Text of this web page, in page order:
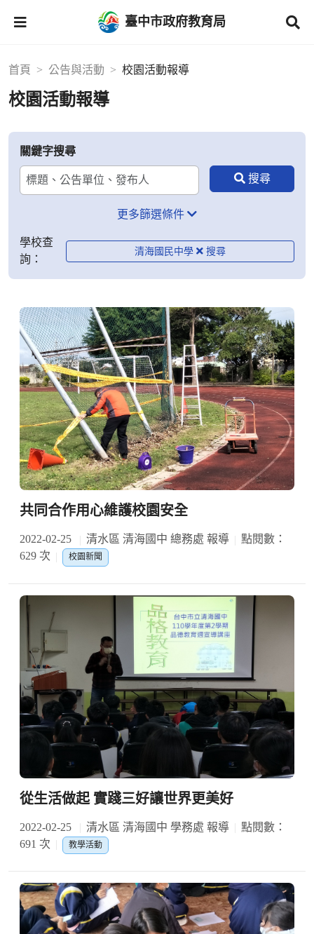
臺中市政府教育局
首頁 公告與活動 校園活動報導
校園活動報導
關鍵字搜尋
更多篩選條件
學校查
詢：
清海國民中學
共同合作用心維護校園安全
2022-02-25 清水區 清海國中 總務處 報導
點閱數：
629 次
校園新聞
從生活做起 實踐三好讓世界更美好
2022-02-25 清水區 清海國中 學務處 報導
點閱數：
691 次
教學活動